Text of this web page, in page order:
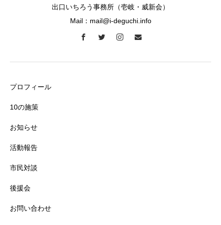
出口いちろう事務所（壱岐・威新会）
Mail：mail@i-deguchi.info
プロフィール
10の施策
お知らせ
活動報告
市民対談
後援会
お問い合わせ